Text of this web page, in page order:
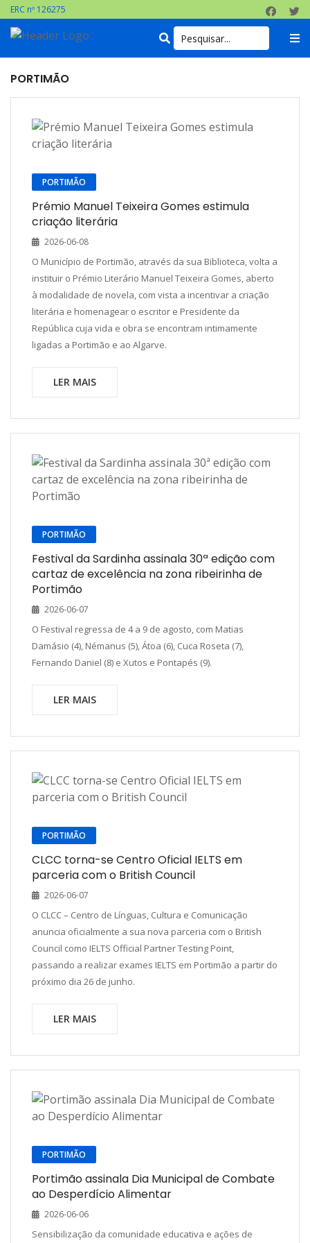
ERC nº 126275
PORTIMÃO
PORTIMÃO
Prémio Manuel Teixeira Gomes estimula
criação literária
2026-06-08
O Município de Portimão, através da sua Biblioteca, volta a
instituir o Prémio Literário Manuel Teixeira Gomes, aberto
à modalidade de novela, com vista a incentivar a criação
literária e homenagear o escritor e Presidente da
República cuja vida e obra se encontram intimamente
ligadas a Portimão e ao Algarve.
LER MAIS
PORTIMÃO
Festival da Sardinha assinala 30ª edição com
cartaz de excelência na zona ribeirinha de
Portimão
2026-06-07
O Festival regressa de 4 a 9 de agosto, com Matias
Damásio (4), Némanus (5), Átoa (6), Cuca Roseta (7),
Fernando Daniel (8) e Xutos e Pontapés (9).
LER MAIS
PORTIMÃO
CLCC torna-se Centro Oficial IELTS em
parceria com o British Council
2026-06-07
O CLCC – Centro de Línguas, Cultura e Comunicação
anuncia oficialmente a sua nova parceria com o British
Council como IELTS Official Partner Testing Point,
passando a realizar exames IELTS em Portimão a partir do
próximo dia 26 de junho.
LER MAIS
PORTIMÃO
Portimão assinala Dia Municipal de Combate
ao Desperdício Alimentar
2026-06-06
Sensibilização da comunidade educativa e ações de